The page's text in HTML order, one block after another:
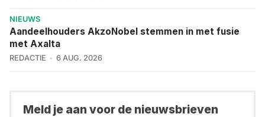
NIEUWS
Aandeelhouders AkzoNobel stemmen in met fusie
met Axalta
REDACTIE 6 AUG. 2026
Meld je aan voor de nieuwsbrieven